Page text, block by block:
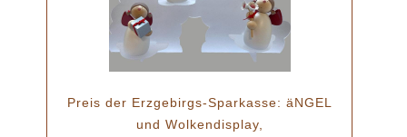
Preis der Erzgebirgs-Sparkasse: äNGEL
und Wolkendisplay,